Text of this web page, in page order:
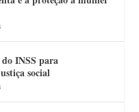
do INSS para
social